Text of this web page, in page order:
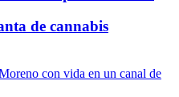
de cannabis